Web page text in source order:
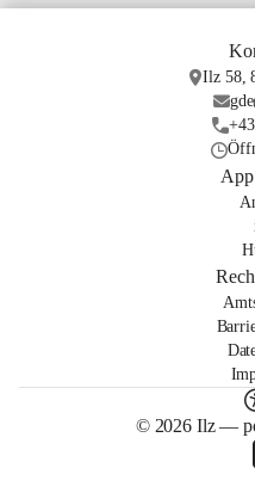
Ilz 58,
© 2026 Ilz —